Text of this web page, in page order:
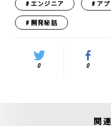
エンジニア アプ
開発秘話
0 0
関